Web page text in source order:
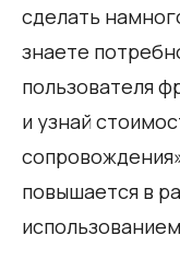
сделать
знаете
пользователя
и узнай
повышается в